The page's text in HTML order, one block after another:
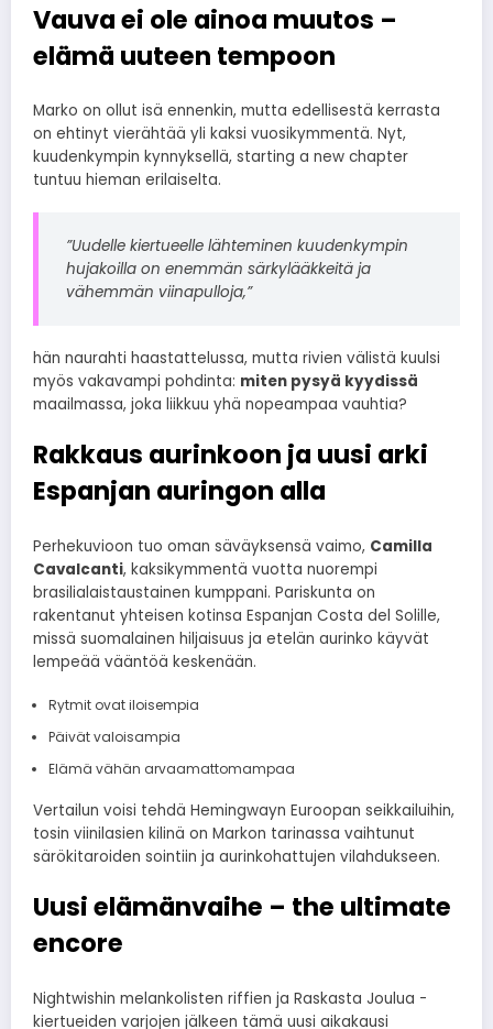
Vauva ei ole ainoa muutos –
elämä uuteen tempoon
Marko on ollut isä ennenkin, mutta edellisestä kerrasta
on ehtinyt vierähtää yli kaksi vuosikymmentä. Nyt,
kuudenkympin kynnyksellä, starting a new chapter
tuntuu hieman erilaiselta.
”Uudelle kiertueelle lähteminen kuudenkympin
hujakoilla on enemmän särkylääkkeitä ja
vähemmän viinapulloja,”
hän naurahti haastattelussa, mutta rivien välistä kuulsi
myös vakavampi pohdinta: miten pysyä kyydissä
maailmassa, joka liikkuu yhä nopeampaa vauhtia?
Rakkaus aurinkoon ja uusi arki
Espanjan auringon alla
Perhekuvioon tuo oman säväyksensä vaimo, Camilla
Cavalcanti, kaksikymmentä vuotta nuorempi
brasilialaistaustainen kumppani. Pariskunta on
rakentanut yhteisen kotinsa Espanjan Costa del Solille,
missä suomalainen hiljaisuus ja etelän aurinko käyvät
lempeää vääntöä keskenään.
Rytmit ovat iloisempia
Päivät valoisampia
Elämä vähän arvaamattomampaa
Vertailun voisi tehdä Hemingwayn Euroopan seikkailuihin,
tosin viinilasien kilinä on Markon tarinassa vaihtunut
särökitaroiden sointiin ja aurinkohattujen vilahdukseen.
Uusi elämänvaihe – the ultimate
encore
Nightwishin melankolisten riffien ja Raskasta Joulua -
kiertueiden varjojen jälkeen tämä uusi aikakausi